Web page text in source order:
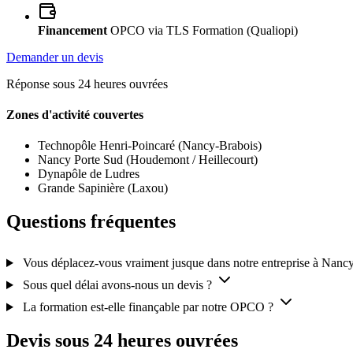
Financement OPCO via TLS Formation (Qualiopi)
Demander un devis
Réponse sous 24 heures ouvrées
Zones d'activité couvertes
Technopôle Henri-Poincaré (Nancy-Brabois)
Nancy Porte Sud (Houdemont / Heillecourt)
Dynapôle de Ludres
Grande Sapinière (Laxou)
Questions fréquentes
Vous déplacez-vous vraiment jusque dans notre entreprise à
Sous quel délai avons-nous un devis ?
La formation est-elle finançable par notre OPCO ?
Devis sous 24 heures ouvrées